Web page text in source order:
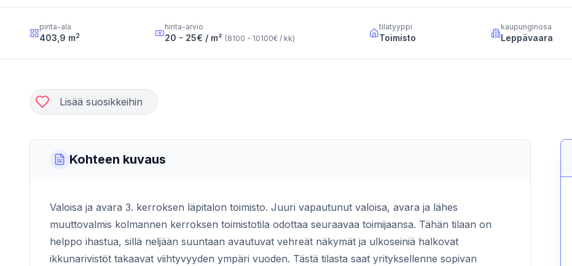
pinta-ala
403,9 m2
hinta-arvio
20 - 25€ / m² (8100 - 10100€ / kk)
tilatyyppi
Toimisto
kaupunginosa
Leppävaara
Lisää suosikkeihin
Kohteen kuvaus
Valoisa ja avara 3. kerroksen läpitalon toimisto. Juuri vapautunut valoisa, avara ja lähes
muuttovalmis kolmannen kerroksen toimistotila odottaa seuraavaa toimijaansa. Tähän tilaan on
helppo ihastua, sillä neljään suuntaan avautuvat vehreät näkymät ja ulkoseiniä halkovat
ikkunarivistöt takaavat viihtyvyyden ympäri vuoden. Tästä tilasta saat yrityksellenne sopivan